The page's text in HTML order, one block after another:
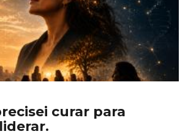
curar para